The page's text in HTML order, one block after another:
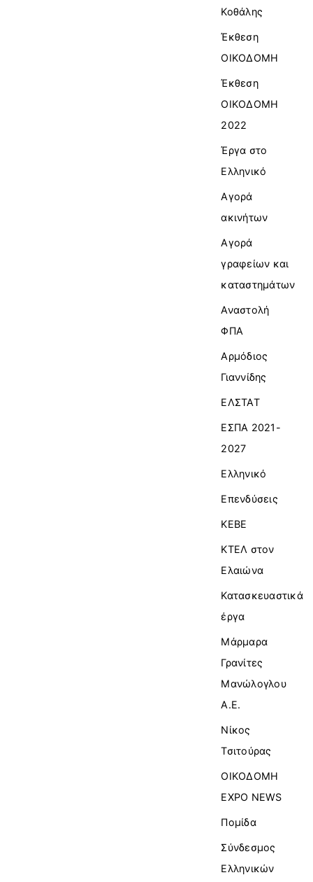
Κοθάλης
Έκθεση
ΟΙΚΟΔΟΜΗ
Έκθεση
ΟΙΚΟΔΟΜΗ
2022
Έργα στο
Ελληνικό
Αγορά
ακινήτων
Αγορά
γραφείων και
καταστημάτων
Αναστολή
ΦΠΑ
Αρμόδιος
Γιαννίδης
ΕΛΣΤΑΤ
ΕΣΠΑ 2021-
2027
Ελληνικό
Επενδύσεις
ΚΕΒΕ
ΚΤΕΛ στον
Ελαιώνα
Κατασκευαστικά
έργα
Μάρμαρα
Γρανίτες
Μανώλογλου
Α.Ε.
Νίκος
Τσιτούρας
ΟΙΚΟΔΟΜΗ
EXPO NEWS
Πομίδα
Σύνδεσμος
Ελληνικών